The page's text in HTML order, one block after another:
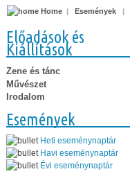
Home | Események |
Előadások és
Kiállítások
Zene és tánc
Művészet
Irodalom
Események
Heti eseménynaptár
Havi eseménynaptár
Évi eseménynaptár